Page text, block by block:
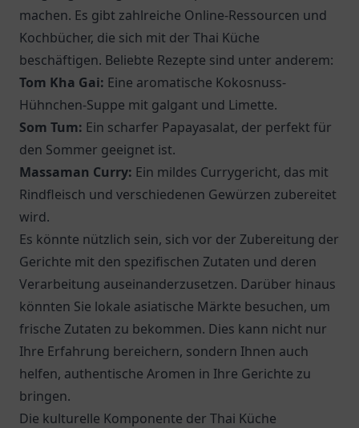
machen. Es gibt zahlreiche Online-Ressourcen und
Kochbücher, die sich mit der Thai Küche
beschäftigen. Beliebte Rezepte sind unter anderem:
Tom Kha Gai: Eine aromatische Kokosnuss-
Hühnchen-Suppe mit galgant und Limette.
Som Tum: Ein scharfer Papayasalat, der perfekt für
den Sommer geeignet ist.
Massaman Curry: Ein mildes Currygericht, das mit
Rindfleisch und verschiedenen Gewürzen zubereitet
wird.
Es könnte nützlich sein, sich vor der Zubereitung der
Gerichte mit den spezifischen Zutaten und deren
Verarbeitung auseinanderzusetzen. Darüber hinaus
könnten Sie lokale asiatische Märkte besuchen, um
frische Zutaten zu bekommen. Dies kann nicht nur
Ihre Erfahrung bereichern, sondern Ihnen auch
helfen, authentische Aromen in Ihre Gerichte zu
bringen.
Die kulturelle Komponente der Thai Küche